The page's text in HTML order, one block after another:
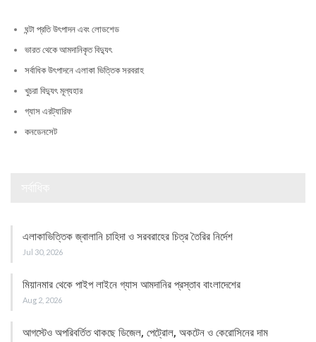
ঘন্টা প্রতি উৎপাদন এবং লোডশেড
ভারত থেকে আমদানিকৃত বিদ্যুৎ
সর্বাধিক উৎপাদনে এলাকা ভিত্তিক সরবরাহ
খুচরা বিদ্যুৎ মূল্যহার
গ্যাস এরট্যারিফ
কনডেনসেট
এলাকাভিত্তিক জ্বালানি চাহিদা ও সরবরাহের চিত্র তৈরির নির্দেশ
Jul 30, 2026
মিয়ানমার থেকে পাইপ লাইনে গ্যাস আমদানির প্রস্তাব বাংলাদেশের
Aug 2, 2026
আগস্টেও অপরিবর্তিত থাকছে ডিজেল, পেট্রোল, অকটেন ও কেরোসিনের দাম